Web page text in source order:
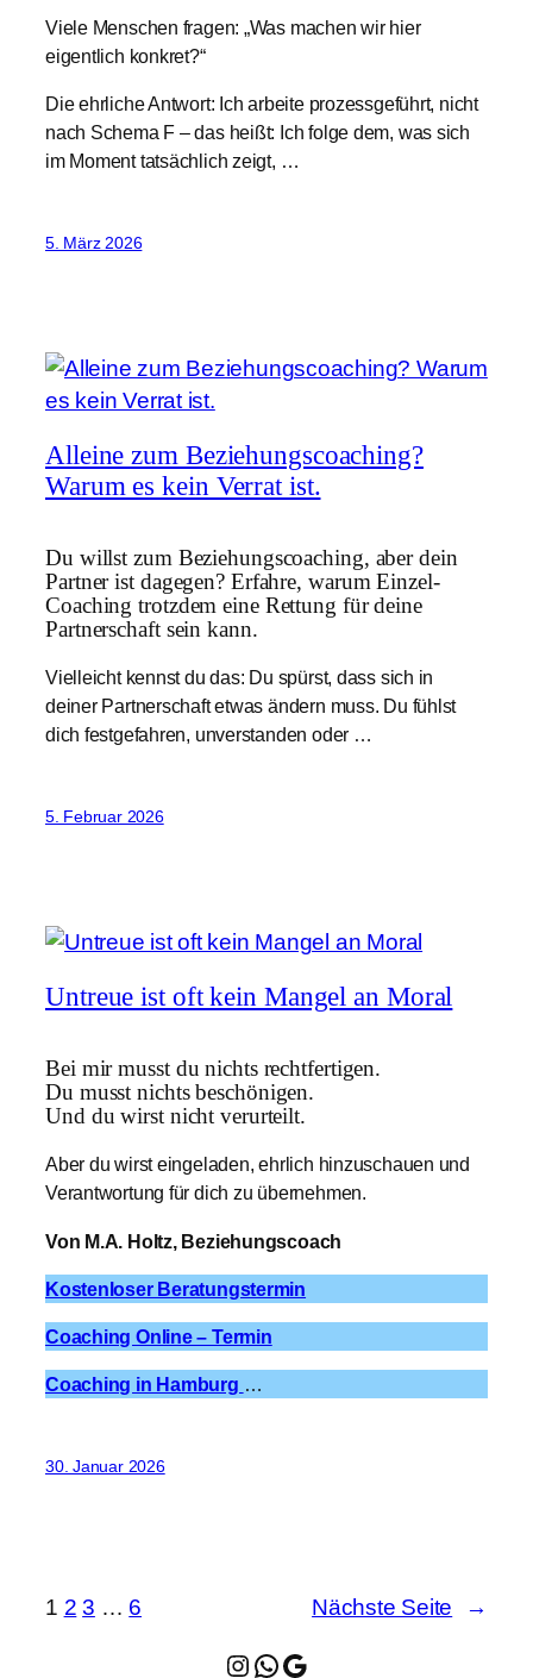
Viele Menschen fragen: „Was machen wir hier
eigentlich konkret?“
Die ehrliche Antwort: Ich arbeite prozessgeführt, nicht
nach Schema F – das heißt: Ich folge dem, was sich
im Moment tatsächlich zeigt, …
5. März 2026
Alleine zum Beziehungscoaching?
Warum es kein Verrat ist.
Du willst zum Beziehungscoaching, aber dein
Partner ist dagegen? Erfahre, warum Einzel-
Coaching trotzdem eine Rettung für deine
Partnerschaft sein kann.
Vielleicht kennst du das: Du spürst, dass sich in
deiner Partnerschaft etwas ändern muss. Du fühlst
dich festgefahren, unverstanden oder …
5. Februar 2026
Untreue ist oft kein Mangel an Moral
Bei mir musst du nichts rechtfertigen.
Du musst nichts beschönigen.
Und du wirst nicht verurteilt.
Aber du wirst eingeladen, ehrlich hinzuschauen und
Verantwortung für dich zu übernehmen.
Von M.A. Holtz, Beziehungscoach
Kostenloser Beratungstermin
Coaching Online – Termin
Coaching in Hamburg …
30. Januar 2026
1 2 3 … 6 Nächste Seite →
Instagram
WhatsApp
Google Maps